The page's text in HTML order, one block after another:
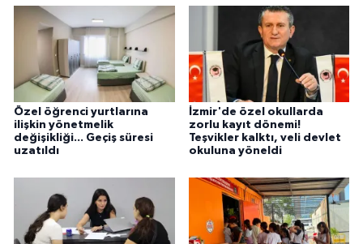
Özel öğrenci yurtlarına
ilişkin yönetmelik
değişikliği... Geçiş süresi
uzatıldı
İzmir'de özel okullarda
zorlu kayıt dönemi!
Teşvikler kalktı, veli devlet
okuluna yöneldi